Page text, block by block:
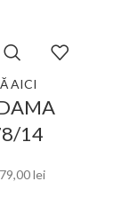
AICI
14
79,00lei